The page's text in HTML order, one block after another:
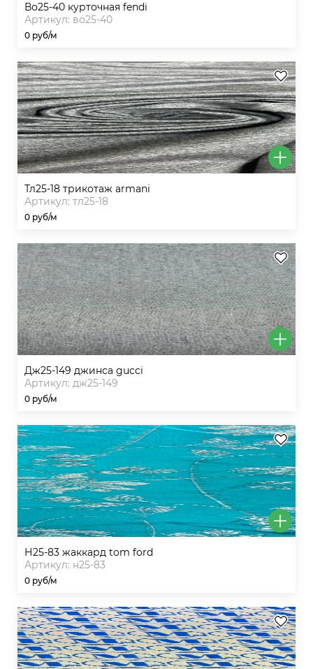
во25-40 курточная fendi
Артикул: во25-40
0 руб/м
тл25-18 трикотаж armani
Артикул: тл25-18
0 руб/м
дж25-149 джинса gucci
Артикул: дж25-149
0 руб/м
н25-83 жаккард tom ford
Артикул: н25-83
0 руб/м